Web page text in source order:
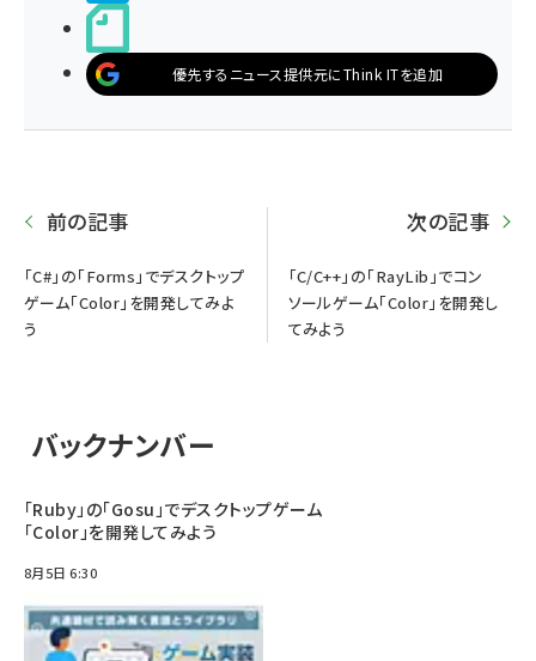
優先するニュース提供元にThink ITを追加
前の記事
「C#」の「Forms」でデスクトップ
ゲーム「Color」を開発してみよ
う
次の記事
「C/C++」の「RayLib」でコン
ソールゲーム「Color」を開発し
てみよう
バックナンバー
「Ruby」の「Gosu」でデスクトップゲーム
「Color」を開発してみよう
8月5日 6:30